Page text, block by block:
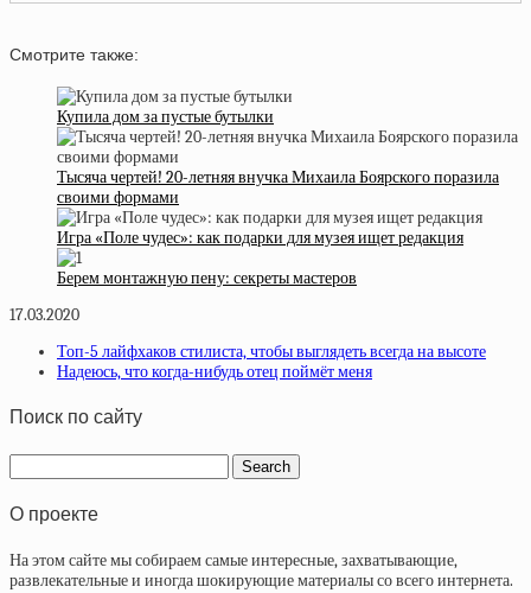
Смотрите также:
Купила дом за пустые бутылки
Тысяча чертей! 20-летняя внучка Михаила Боярского поразила
своими формами
Игра «Поле чудес»: как подарки для музея ищет редакция
Берем монтажную пену: секреты мастеров
17.03.2020
Топ-5 лайфхаков стилиста, чтобы выглядеть всегда на высоте
Надеюсь, что когда-нибудь отец поймёт меня
Поиск по сайту
О проекте
На этом сайте мы собираем самые интересные, захватывающие,
развлекательные и иногда шокирующие материалы со всего интернета.